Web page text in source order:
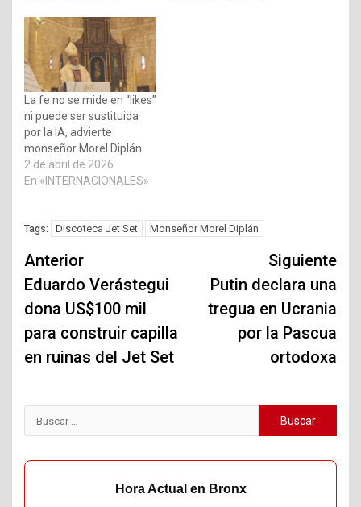
La fe no se mide en “likes”
ni puede ser sustituida
por la IA, advierte
monseñor Morel Diplán
2 de abril de 2026
En «INTERNACIONALES»
Tags: Discoteca Jet Set Monseñor Morel Diplán
Navegación
de
entradas
Anterior
Eduardo Verástegui
dona US$100 mil
para construir capilla
en ruinas del Jet Set
Siguiente
Putin declara una
tregua en Ucrania
por la Pascua
ortodoxa
Buscar:
Hora Actual en Bronx